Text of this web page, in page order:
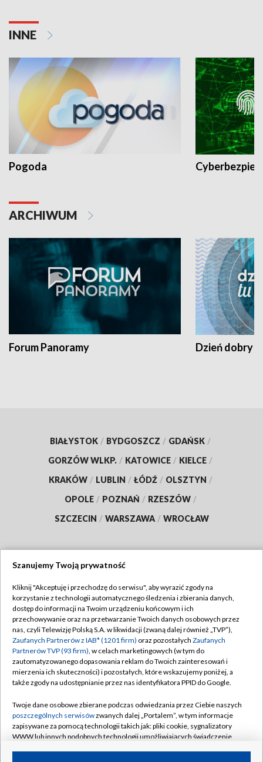
INNE
Pogoda
ARCHIWUM
Forum Panoramy Dzień dobry
BIAŁYSTOK / BYDGOSZCZ / GDAŃSK /
GORZÓW WLKP. / KATOWICE / KIELCE /
KRAKÓW / LUBLIN / ŁÓDŹ / OLSZTYN /
OPOLE / POZNAŃ / RZESZÓW /
SZCZECIN / WARSZAWA / WROCŁAW
TVP
Abonament TVP
Emisja w TVP
Centrum informacji TVP
Naziemna Telewizja Cyfrowa
Rada Programowa
System NOS
Informacje o nadawcy
Regulamin TVP
Polityka prywatności
Moje zgody
Pomoc
Kontakt
Kanały
Szanujemy Twoją prywatność
Kliknij "Akceptuję i przechodzę do serwisu", aby wyrazić zgody na
korzystanie z technologii automatycznego śledzenia i zbierania danych,
dostęp do informacji na Twoim urządzeniu końcowym i ich
przechowywanie oraz na przetwarzanie Twoich danych osobowych przez
nas, czyli Telewizję Polską S.A. w likwidacji (zwaną dalej również „TVP”),
Zaufanych Partnerów z IAB* (1201 firm) oraz pozostałych Zaufanych
Partnerów TVP (93 firm), w celach marketingowych (w tym do
zautomatyzowanego dopasowania reklam do Twoich zainteresowań i
mierzenia ich skuteczności) i pozostałych, które wskazujemy poniżej, a
także zgody na udostępnianie przez nas identyfikatora PPID do Google.
Twoje dane osobowe zbierane podczas odwiedzania przez Ciebie naszych
poszczególnych serwisówzwanych dalej „Portalem”, w tym informacje
zapisywane za pomocą technologii takich jak: pliki cookie, sygnalizatory
WWW lub innych podobnych technologii umożliwiających świadczenie